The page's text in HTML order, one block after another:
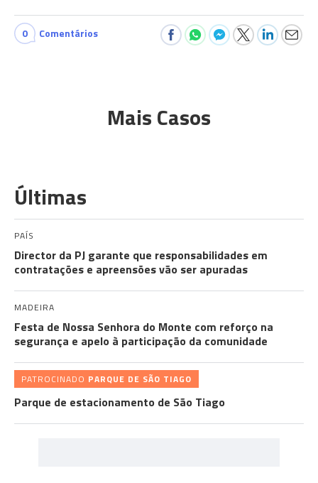
0 Comentários
Mais Casos
Últimas
PAÍS
Director da PJ garante que responsabilidades em
contratações e apreensões vão ser apuradas
MADEIRA
Festa de Nossa Senhora do Monte com reforço na
segurança e apelo à participação da comunidade
PATROCINADO PARQUE DE SÃO TIAGO
Parque de estacionamento de São Tiago